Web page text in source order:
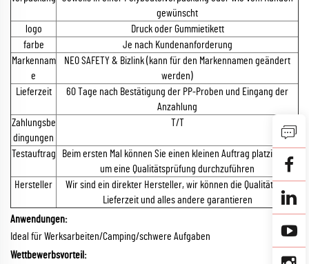
gewünscht
logo
Druck oder Gummietikett
farbe
Je nach Kundenanforderung
Markennam
e
NEO SAFETY & Bizlink (kann für den Markennamen geändert
werden)
Lieferzeit
60 Tage nach Bestätigung der PP-Proben und Eingang der
Anzahlung
Zahlungsbe
dingungen
T/T
Testauftrag
Beim ersten Mal können Sie einen kleinen Auftrag platzieren,
um eine Qualitätsprüfung durchzuführen
Hersteller
Wir sind ein direkter Hersteller, wir können die Qualität, die
Lieferzeit und alles andere garantieren
Anwendungen:
Ideal für Werksarbeiten/Camping/schwere Aufgaben
Wettbewerbsvorteil: